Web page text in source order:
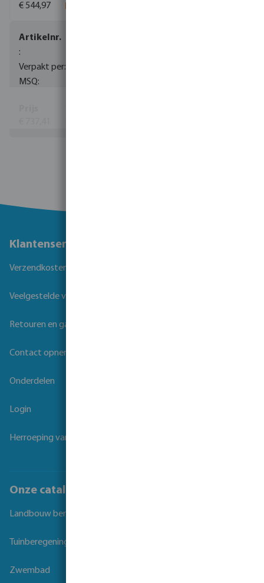
€ 544,97
Klantenservice
Verzendkosten
Veelgestelde vragen
Retouren en garantie
Contact opnemen
Onderdelen
Login
Herroeping van overeenkomst
Onze catalogi
Landbouw beregening
Tuinberegening
Zwembad